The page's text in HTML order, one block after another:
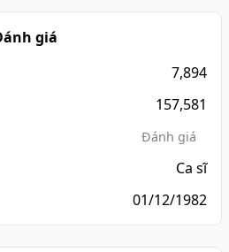
giá
7,894
157,581
Đánh giá
Ca sĩ
01/12/1982